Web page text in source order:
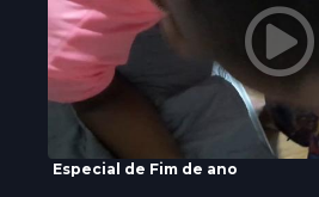
Especial de Fim de ano